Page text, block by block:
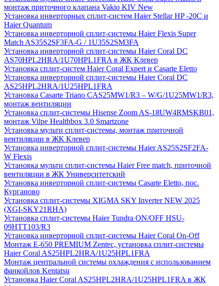
монтаж приточного клапана Vakio KIV New
Установка инверторных сплит-систем Haier Stellar HP -20С и
Haier Quantum
Установка инверторной сплит-системы Haier Flexis Super
Match AS35S2SF3FA-G / 1U35S2SM3FA
Установка инверторной сплит-системы Haier Coral DC
AS70HPL2HRA/1U70HPL1FRA в ЖК Клевер
Установка сплит-систем Haier Coral Expert и Casarte Eletto
Установка инверторной сплит-системы Haier Coral DC
AS25HPL2HRA/1U25HPL1FRA
Установка Casarte Triano CAS25MW1/R3 – W/G/1U25MW1/R3,
монтаж вентиляции
Установка сплит-системы Hisense Zoom AS-18UW4RMSKB01,
монтаж Vilpe Healthbox 3.0 Smartzone
Установка мульти сплит-системы, монтаж приточной
вентиляции в ЖК Клевер
Установка инверторной сплит-системы Haier AS25S2SF2FA-
W Flexis
Установка мульти сплит-системы Haier Free match, приточной
вентиляции в ЖК Университетский
Установка инверторной сплит-системы Casarte Eletto, пос.
Курганово
Установка сплит-системы XIGMA SKY Inverter NEW 2025
(XGI-SKY21RHA)
Установка сплит-системы Haier Tundra ON/OFF HSU-
09HTT103/R3
Установка инверторной сплит-системы Haier Coral On-Off
Монтаж E-650 PREMIUM Zentec, установка сплит-системы
Haier Coral AS25HPL2HRA/1U25HPL1FRA
Монтаж центральной системы охлаждения с использованием
фанкойлов Kentatsu
Установка Haier Coral AS25HPL2HRA/1U25HPL1FRA в ЖК